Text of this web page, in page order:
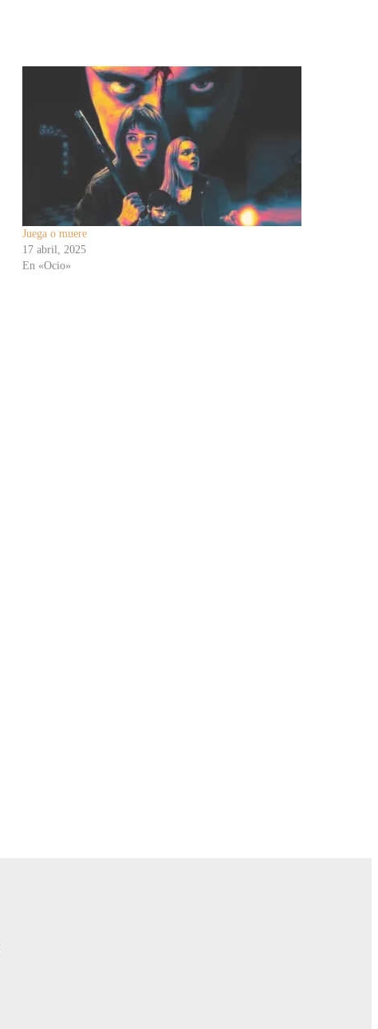
Juega o muere
17 abril, 2025
En «Ocio»